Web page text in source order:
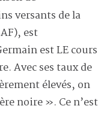
versants de la
est
est LE cours
Avec ses taux de
élevés, on
noire ». Ce n’est